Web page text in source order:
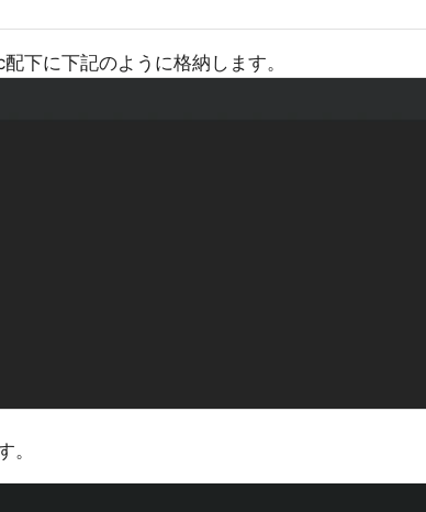
下に下記のように格納します。
。